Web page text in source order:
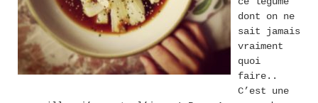
dont on ne
sait jamais
vraiment
quoi
faire..
C’est une